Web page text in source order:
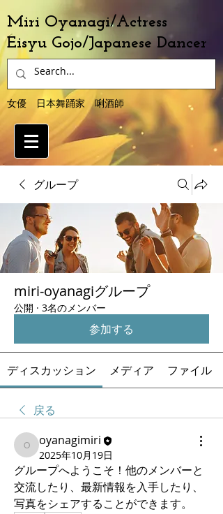
Miri Oyanagi/Actress
Eisyu Gojo/Japanese Dancer
女優 日本舞踊家 唎酒師
グループ
miri-oyanagiグループ
公開 · 3名のメンバー
参加する
ディスカッション メディア ファイル
戻る
oyanagimiri
oyanagimiri
2025年10月19日
グループへようこそ！他のメンバーと
交流したり、最新情報を入手したり、
写真をシェアすることができます。